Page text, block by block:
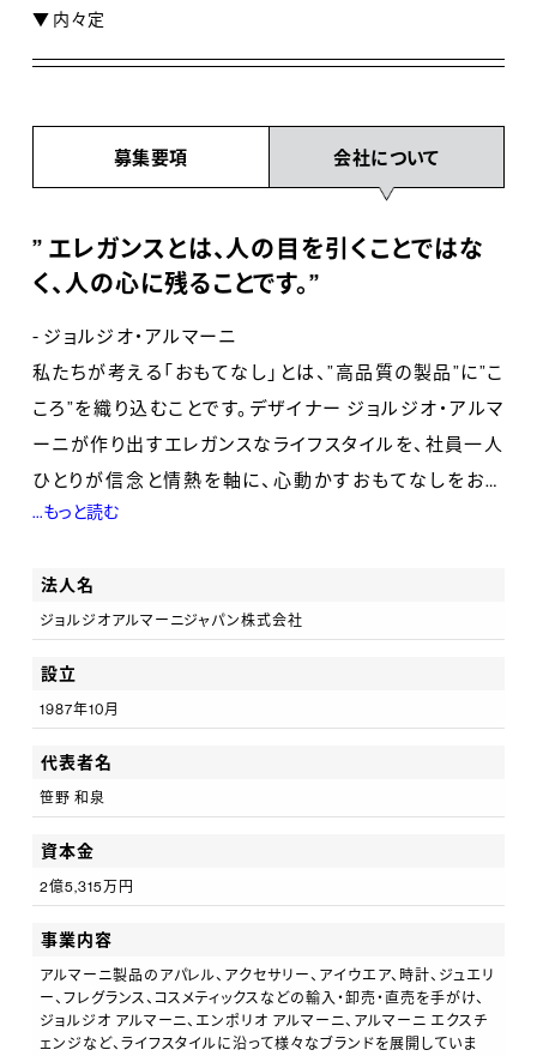
▼ 内々定
募集要項 会社について
” エレガンスとは、人の目を引くことではな
く、人の心に残ることです。”
- ジョルジオ・アルマーニ
私たちが考える「おもてなし」とは、”高品質の製品”に”こ
ころ”を織り込むことです。デザイナー ジョルジオ・アルマ
ーニが作り出すエレガンスなライフスタイルを、社員一人
ひとりが信念と情熱を軸に、心動かすおもてなしをお客
様に提供しております。アルマーニを身に纏い、お客様へ
...もっと読む
法人名
ジョルジオアルマーニジャパン株式会社
設立
1987年10月
代表者名
笹野 和泉
資本金
2億5,315万円
事業内容
アルマーニ製品のアパレル、アクセサリー、アイウエア、時計、ジュエリ
ー、フレグランス、コスメティックスなどの輸入・卸売・直売を手がけ、
ジョルジオ アルマーニ、エンポリオ アルマーニ、アルマーニ エクスチ
ェンジなど、ライフスタイルに沿って様々なブランドを展開していま